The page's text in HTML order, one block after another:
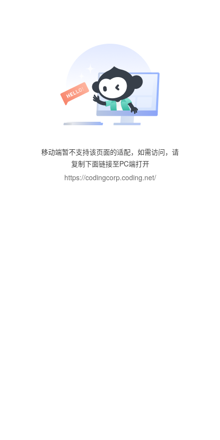
移动端暂不支持该页面的适配，如需访问，请
复制下面链接至PC端打开
https://codingcorp.coding.net/